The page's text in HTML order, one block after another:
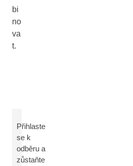
bi
no
va
t.
Přihlaste
se k
odběru a
zůstaňte